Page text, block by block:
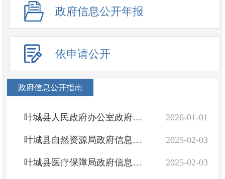
政府信息公开年报
依申请公开
政府信息公开指南
2026-01-01
叶城县人民政府办公室政府信息公开指南
2025-02-03
叶城县自然资源局政府信息公开指南
2025-02-03
叶城县医疗保障局政府信息公开指南